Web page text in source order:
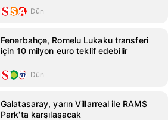
Dün
Fenerbahçe, Romelu Lukaku transferi
için 10 milyon euro teklif edebilir
Dün
Galatasaray, yarın Villarreal ile RAMS
Park'ta karşılaşacak